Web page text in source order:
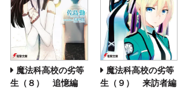
魔法科高校の劣等
生（８） 追憶編
魔法科高校の劣等
生（９） 来訪者編